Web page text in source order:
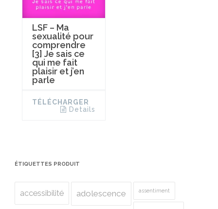
LSF – Ma
sexualité pour
comprendre
[3] Je sais ce
qui me fait
plaisir et j’en
parle
TÉLÉCHARGER
Details
ÉTIQUETTES PRODUIT
accessibilité adolescence assentiment